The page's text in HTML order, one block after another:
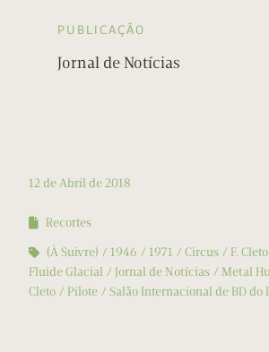
PUBLICAÇÃO
Jornal de Notícias
12 de Abril de 2018
Recortes
(À Suivre)
1946 1971 Circus F.
Fluide Glacial
Jornal de Notícias Metal
Cleto
Pilote Salão Internacional de BD do